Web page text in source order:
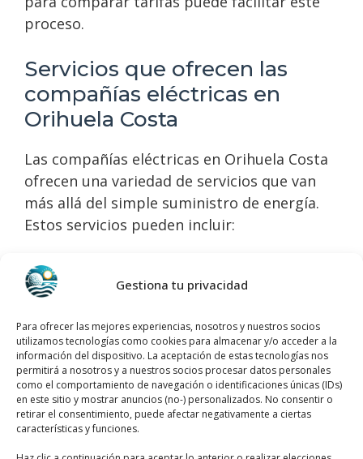
Gestiona tu privacidad
Para ofrecer las mejores experiencias, nosotros y nuestros socios
utilizamos tecnologías como cookies para almacenar y/o acceder a la
información del dispositivo. La aceptación de estas tecnologías nos
permitirá a nosotros y a nuestros socios procesar datos personales
como el comportamiento de navegación o identificaciones únicas (IDs)
en este sitio y mostrar anuncios (no-) personalizados. No consentir o
retirar el consentimiento, puede afectar negativamente a ciertas
características y funciones.
proceso.
Servicios que ofrecen las
compañías eléctricas en
Orihuela Costa
Las compañías eléctricas en Orihuela Costa
ofrecen una variedad de servicios que van
más allá del simple suministro de energía.
Estos servicios pueden incluir:
continua y confiable de electricidad a
Mantenimiento: Servicios preventivos
y correctivos para asegurar el buen
funcionamiento del sistema eléctrico.
Atención al cliente: Soporte y
asistencia para resolver cualquier